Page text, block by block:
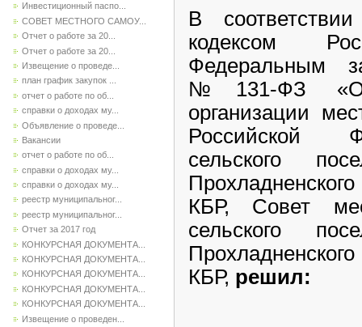
Инвестиционный паспо...
СОВЕТ МЕСТНОГО САМОУ...
Отчет о работе за 20...
Отчет о работе за 20...
Извещение о проведе...
план график закупок ...
отчет о работе по об...
справки о доходах му...
Объявление о проведе...
Вакансии
отчет о работе по об...
справки о доходах му...
справки о доходах му...
реестр муниципальног...
реестр муниципальног...
Отчет за 2017 год
КОНКУРСНАЯ ДОКУМЕНТА...
КОНКУРСНАЯ ДОКУМЕНТА...
КОНКУРСНАЯ ДОКУМЕНТА...
КОНКУРСНАЯ ДОКУМЕНТА...
КОНКУРСНАЯ ДОКУМЕНТА...
Извещение о проведен...
В
кодексом
Федеральным
№131-ФЗ
организации
Российской
сельского
КБР, Совет
сельского
КБР, решил: